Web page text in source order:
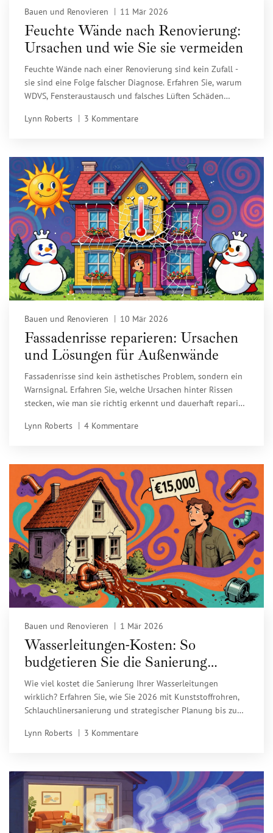
Bauen und Renovieren 11 Mär 2026
Feuchte Wände nach Renovierung:
Ursachen und wie Sie sie vermeiden
Feuchte Wände nach einer Renovierung sind kein Zufall -
sie sind eine Folge falscher Diagnose. Erfahren Sie, warum
WDVS, Fensteraustausch und falsches Lüften Schäden
Lynn Roberts
3 Kommentare
Bauen und Renovieren 10 Mär 2026
Fassadenrisse reparieren: Ursachen
und Lösungen für Außenwände
Fassadenrisse sind kein ästhetisches Problem, sondern ein
Warnsignal. Erfahren Sie, welche Ursachen hinter Rissen
stecken, wie man sie richtig erkennt und dauerhaft repariert
Lynn Roberts
4 Kommentare
Bauen und Renovieren 1 Mär 2026
Wasserleitungen-Kosten: So
budgetieren Sie die Sanierung
richtig im Jahr 2026
Wie viel kostet die Sanierung Ihrer Wasserleitungen
wirklich? Erfahren Sie, wie Sie 2026 mit Kunststoffrohren,
Schlauchlinersanierung und strategischer Planung bis zu
warten.
Lynn Roberts 3 Kommentare